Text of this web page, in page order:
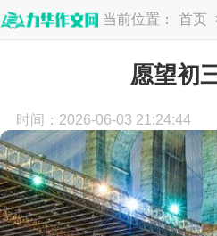
当前位置： 首页
愿望初
时间：2026-06-03 21:24:44